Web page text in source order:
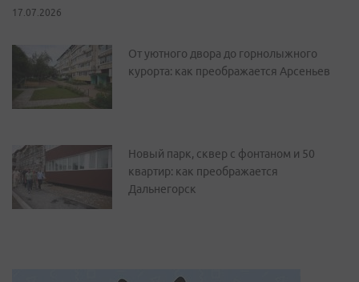
17.07.2026
От уютного двора до горнолыжного
курорта: как преображается Арсеньев
Новый парк, сквер с фонтаном и 50
квартир: как преображается
Дальнегорск